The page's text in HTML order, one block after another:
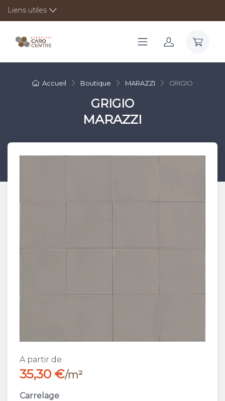
Liens utiles
Accueil Boutique MARAZZI GRIGIO
GRIGIO
MARAZZI
A partir de
35,30 €/m²
Carrelage